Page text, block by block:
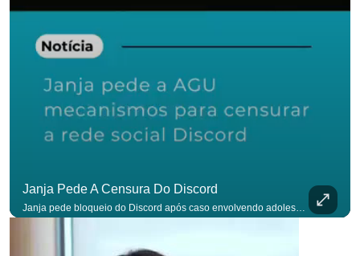
Janja Pede A Censura Do Discord
Janja pede bloqueio do Discord após caso envolvendo adolescente: “Precisamos tirar do ar”. #OAntagonista Se você busca informação com credibilidade, inscreva-se agora e ative o para não